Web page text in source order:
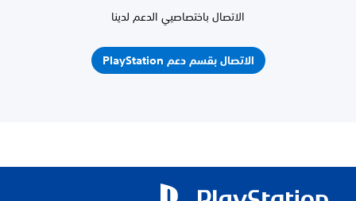
الاتصال باختصاصيي الدعم لدينا
الاتصال بقسم دعم PlayStation